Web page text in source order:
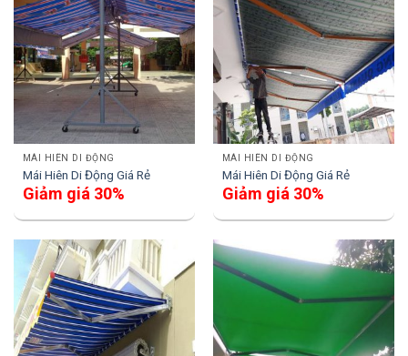
MÁI HIÊN DI ĐỘNG
Mái Hiên Di Động Giá Rẻ
Giảm giá 30%
MÁI HIÊN DI ĐỘNG
Mái Hiên Di Động Giá Rẻ
Giảm giá 30%